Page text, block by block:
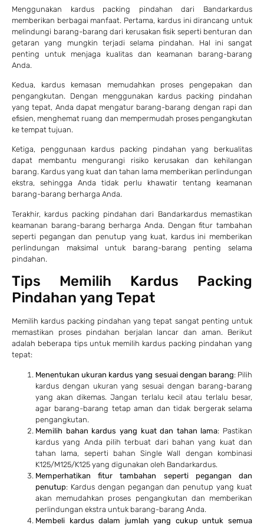
Menggunakan kardus packing pindahan dari Bandarkardus
memberikan berbagai manfaat. Pertama, kardus ini dirancang untuk
melindungi barang-barang dari kerusakan fisik seperti benturan dan
getaran yang mungkin terjadi selama pindahan. Hal ini sangat
penting untuk menjaga kualitas dan keamanan barang-barang
Anda.
Kedua, kardus kemasan memudahkan proses pengepakan dan
pengangkutan. Dengan menggunakan kardus packing pindahan
yang tepat, Anda dapat mengatur barang-barang dengan rapi dan
efisien, menghemat ruang dan mempermudah proses pengangkutan
ke tempat tujuan.
Ketiga, penggunaan kardus packing pindahan yang berkualitas
dapat membantu mengurangi risiko kerusakan dan kehilangan
barang. Kardus yang kuat dan tahan lama memberikan perlindungan
ekstra, sehingga Anda tidak perlu khawatir tentang keamanan
barang-barang berharga Anda.
Terakhir, kardus packing pindahan dari Bandarkardus memastikan
keamanan barang-barang berharga Anda. Dengan fitur tambahan
seperti pegangan dan penutup yang kuat, kardus ini memberikan
perlindungan maksimal untuk barang-barang penting selama
pindahan.
Tips Memilih Kardus Packing
Pindahan yang Tepat
Memilih kardus packing pindahan yang tepat sangat penting untuk
memastikan proses pindahan berjalan lancar dan aman. Berikut
adalah beberapa tips untuk memilih kardus packing pindahan yang
tepat:
Menentukan ukuran kardus yang sesuai dengan barang: Pilih
kardus dengan ukuran yang sesuai dengan barang-barang
yang akan dikemas. Jangan terlalu kecil atau terlalu besar,
agar barang-barang tetap aman dan tidak bergerak selama
pengangkutan.
Memilih bahan kardus yang kuat dan tahan lama: Pastikan
kardus yang Anda pilih terbuat dari bahan yang kuat dan
tahan lama, seperti bahan Single Wall dengan kombinasi
K125/M125/K125 yang digunakan oleh Bandarkardus.
Memperhatikan fitur tambahan seperti pegangan dan
penutup: Kardus dengan pegangan dan penutup yang kuat
akan memudahkan proses pengangkutan dan memberikan
perlindungan ekstra untuk barang-barang Anda.
Membeli kardus dalam jumlah yang cukup untuk semua